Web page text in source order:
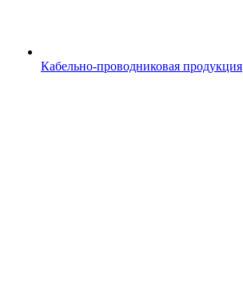
Кабельно-проводниковая продукция